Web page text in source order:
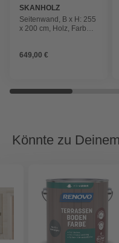
SKANHOLZ
Seitenwand, B x H: 255
x 200 cm, Holz, Farbe:
649,00 €
Könnte zu